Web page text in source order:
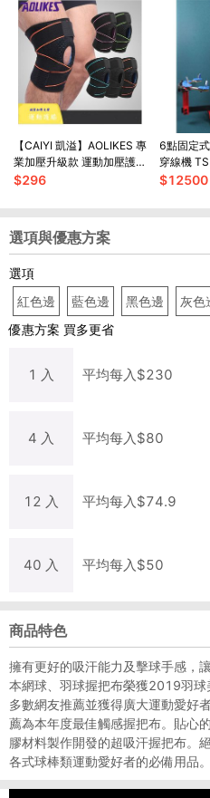
【CAIYI 凱溢】AOLIKES 專
業加壓升級款 運動加壓護膝
套 高透氣吸汗 登山 籃球 跑
$296
6點固定
穿線機
$12500
選項與優惠方案
選項
紅色邊
藍色邊 黑色邊 灰色
優惠方案 買多更省
1 入 平均每入$230
4 入 平均每入$80
12 入 平均每入$74.9
40 入 平均每入$50
商品特色
擁有更好的吸汗能力及擊球手感，
本網球、羽球握把布榮獲2019羽球
多數網友推薦並獲得廣大運動愛好
薦為本年度最佳觸感握把布。貼心
膠材料製作開發的超吸汗握把布。
各式球棒類運動愛好者的必備用品。